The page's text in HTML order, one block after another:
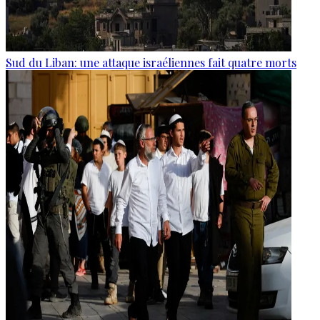
Sud du Liban: une attaque israéliennes fait quatre morts